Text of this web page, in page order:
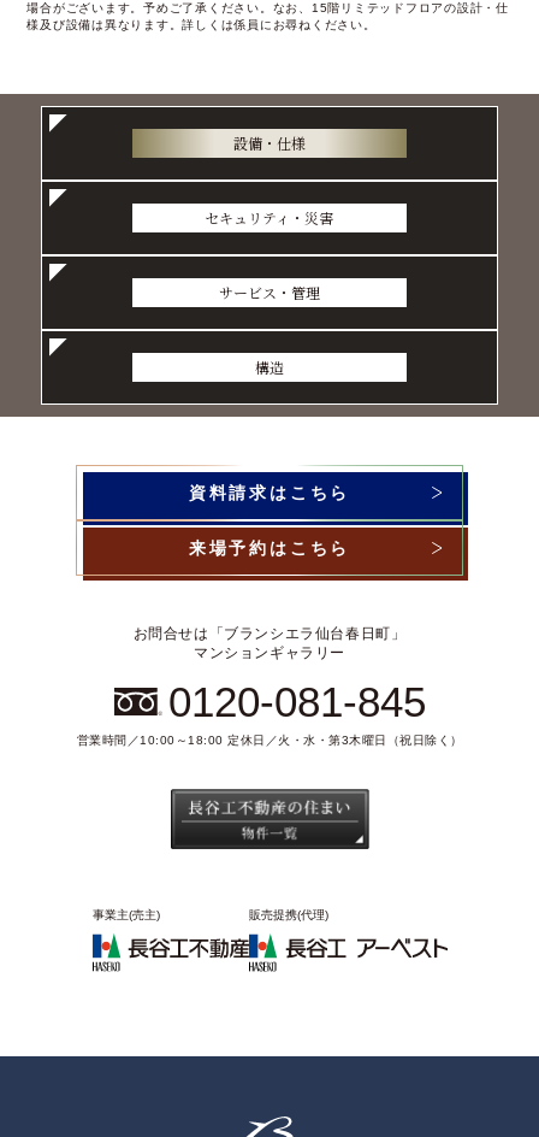
場合がございます。予めご了承ください。なお、15階リミテッドフロアの設計・仕
様及び設備は異なります。詳しくは係員にお尋ねください。
設備・仕様
セキュリティ・災害
サービス・管理
構造
資料請求はこちら
来場予約はこちら
お問合せは「ブランシエラ仙台春日町」
マンションギャラリー
0120-081-845
営業時間／10:00～18:00 定休日／火・水・第3木曜日（祝日除く）
事業主(売主) 販売提携(代理)